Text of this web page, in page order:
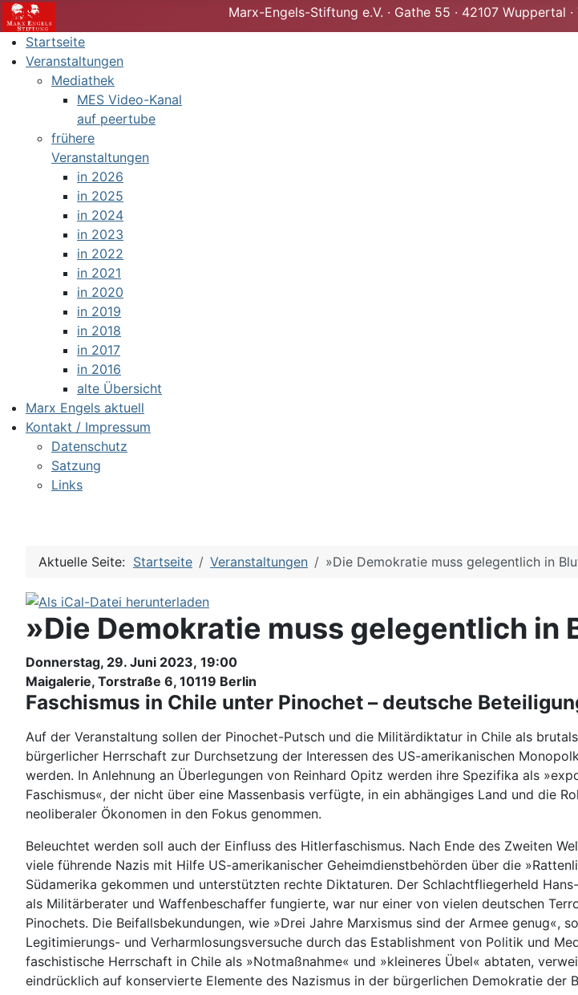
Marx-Engels-Stiftung e.V. · Gathe 55 · 42107
Startseite
Veranstaltungen
Mediathek
MES Video-Kanal
auf peertube
frühere
Veranstaltungen
in 2026
in 2025
in 2024
in 2023
in 2022
in 2021
in 2020
in 2019
in 2018
in 2017
in 2016
alte Übersicht
Marx Engels aktuell
Kontakt / Impressum
Datenschutz
Satzung
Links
Aktuelle Seite: Startseite Veranstaltungen »Die Demokratie muss gelegentlich in
»Die Demokratie muss gelegentlich in
Donnerstag, 29. Juni 2023, 19:00
Maigalerie, Torstraße 6, 10119 Berlin
Faschismus in Chile unter Pinochet – deutsche
Auf der Veranstaltung sollen der Pinochet-Putsch und die Militärdiktatur in Chile als
bürgerlicher Herrschaft zur Durchsetzung der Interessen des US-amerikanischen
werden. In Anlehnung an Überlegungen von Reinhard Opitz werden ihre Spezifika als
Faschismus«, der nicht über eine Massenbasis verfügte, in ein abhängiges Land und die
neoliberaler Ökonomen in den Fokus genommen.
Beleuchtet werden soll auch der Einfluss des Hitlerfaschismus. Nach Ende des Zweiten
viele führende Nazis mit Hilfe US-amerikanischer Geheimdienstbehörden über die
Südamerika gekommen und unterstützten rechte Diktaturen. Der Schlachtfliegerheld
als Militärberater und Waffenbeschaffer fungierte, war nur einer von vielen deutschen
Pinochets. Die Beifallsbekundungen, wie »Drei Jahre Marxismus sind der Armee genug«,
Legitimierungs- und Verharmlosungsversuche durch das Establishment von Politik und
faschistische Herrschaft in Chile als »Notmaßnahme« und »kleineres Übel« abtaten,
eindrücklich auf konservierte Elemente des Nazismus in der bürgerlichen Demokratie der